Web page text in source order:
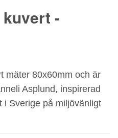
-
mäter 80x60mm och är
Asplund, inspirerad
i Sverige på miljövänligt